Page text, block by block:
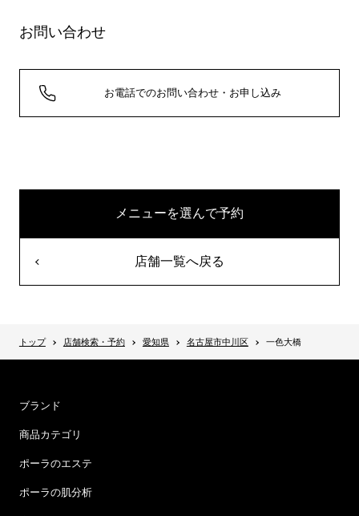
お問い合わせ
お電話でのお問い合わせ・お申し込み
メニューを選んで予約
店舗一覧へ戻る
トップ 店舗検索・予約 愛知県 名古屋市中川区 一色大橋
ブランド
商品カテゴリ
ポーラのエステ
ポーラの肌分析